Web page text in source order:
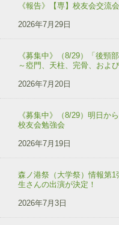
《報告》【専】校友会交流
2026年7月29日
《募集中》（8/29）「後頸
～瘂門、天柱、完骨、および
2026年7月20日
《募集中》（8/29）明日か
校友会勉強会
2026年7月19日
森ノ港祭（大学祭）情報第
生さんの出演が決定！
2026年7月3日